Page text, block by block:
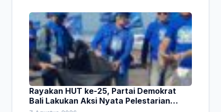
Rayakan HUT ke-25, Partai Demokrat
Bali Lakukan Aksi Nyata Pelestarian